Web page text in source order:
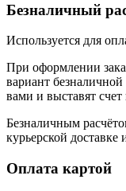
Безналичный
Используется для
При оформлении
вариант
вами и выставят счет
Безналичным
курьерской доставке
Оплата картой